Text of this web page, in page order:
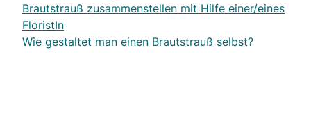
Brautstrauß zusammenstellen mit Hilfe einer/eines
FloristIn
Wie gestaltet man einen Brautstrauß selbst?